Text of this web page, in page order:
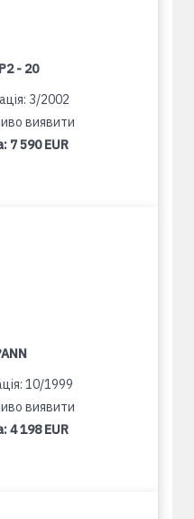
- 20
3/2002
виявити
7 590 EUR
10/1999
виявити
4 198 EUR